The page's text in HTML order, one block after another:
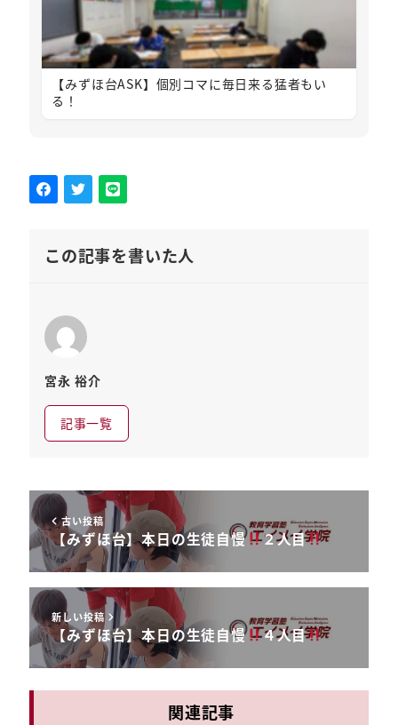
【みずほ台ASK】個別コマに毎日来る猛者もい
る！
この記事を書いた人
宮永 裕介
記事一覧
古い投稿
【みずほ台】本日の生徒自慢 ２人目
新しい投稿
【みずほ台】本日の生徒自慢 ４人目
関連記事